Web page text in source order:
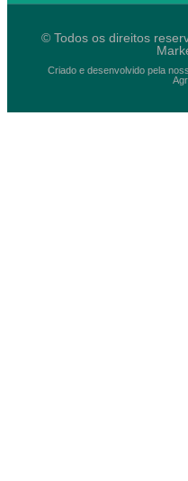
© Todos os direitos
Criado e desenvolvido pela